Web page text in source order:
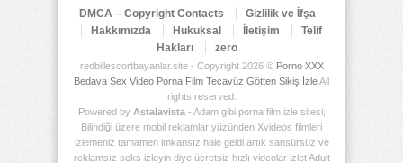
DMCA – Copyright Contacts
Gizlilik ve İfşa
Hakkımızda
Hukuksal İletişim
Telif
Hakları
zero
redbillescortbayanlar.site - Copyright 2026 © Porno XXX
Bedava Sex Video Porna Film Tecavüz Götten Sikiş İzleAll
rights reserved.
Powered by Astalavista- Adam gibi porna film izle sitesi;
Bilindiği üzere mobil reklamlar yüzünden Xvideos filmleri
izlemeniz tamamen imkansız hale geldi artık sansürsüz ve
reklamsız seks izleyin diye ücretsiz hızlı videolar izlet Adult